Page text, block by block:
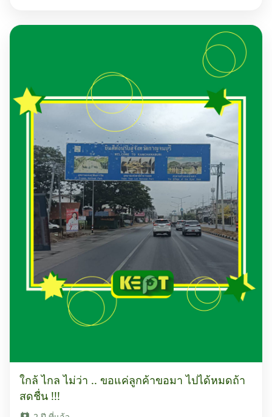
ใกล้ ไกล ไม่ว่า .. ขอแค่ลูกค้าขอมา ไปได้หมดถ้า
สดชื่น !!!